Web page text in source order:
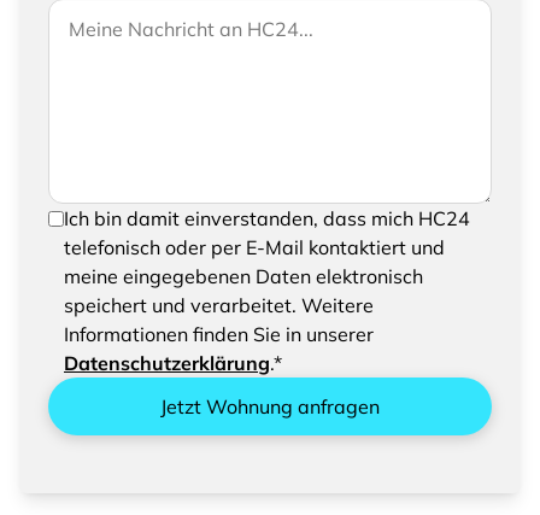
Wenn Sie uns weitere Informationen zukommen
lassen möchten, können Sie Ihrer Anfrage gerne
Ihre Nachricht an HC24
Um Ihre Anfrage senden zu können, bestätigen
Sie bitte das Speichern und Verarbeiten Ihrer
eingegebenen Daten
Ich bin damit einverstanden, dass mich HC24
telefonisch oder per E-Mail kontaktiert und
meine eingegebenen Daten elektronisch
speichert und verarbeitet. Weitere
Informationen finden Sie in unserer
Datenschutzerklärung.*
Jetzt Wohnung anfragen